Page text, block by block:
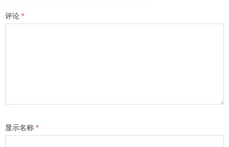
评论 *
显示名称 *